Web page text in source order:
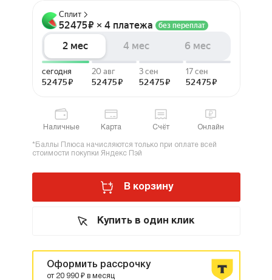
Наличные Карта Счёт Онлайн
*Баллы Плюса начисляются только при оплате всей
стоимости покупки Яндекс Пэй
В корзину
Купить в один клик
Оформить рассрочку
от 20 990 ₽ в месяц